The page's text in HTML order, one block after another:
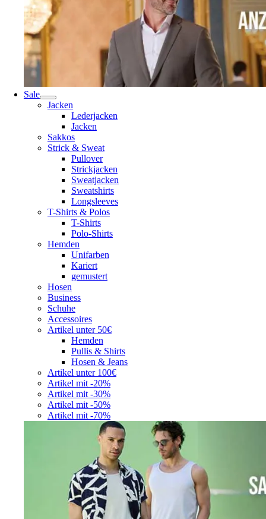
Sale
Jacken
Lederjacken
Jacken
Sakkos
Strick & Sweat
Pullover
Strickjacken
Sweatjacken
Sweatshirts
Longsleeves
T-Shirts & Polos
T-Shirts
Polo-Shirts
Hemden
Unifarben
Kariert
gemustert
Hosen
Business
Schuhe
Accessoires
Artikel unter 50€
Hemden
Pullis & Shirts
Hosen & Jeans
Artikel unter 100€
Artikel mit -20%
Artikel mit -30%
Artikel mit -50%
Artikel mit -70%